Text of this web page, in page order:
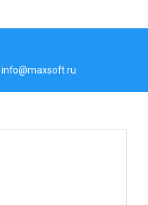
| info@maxsoft.ru